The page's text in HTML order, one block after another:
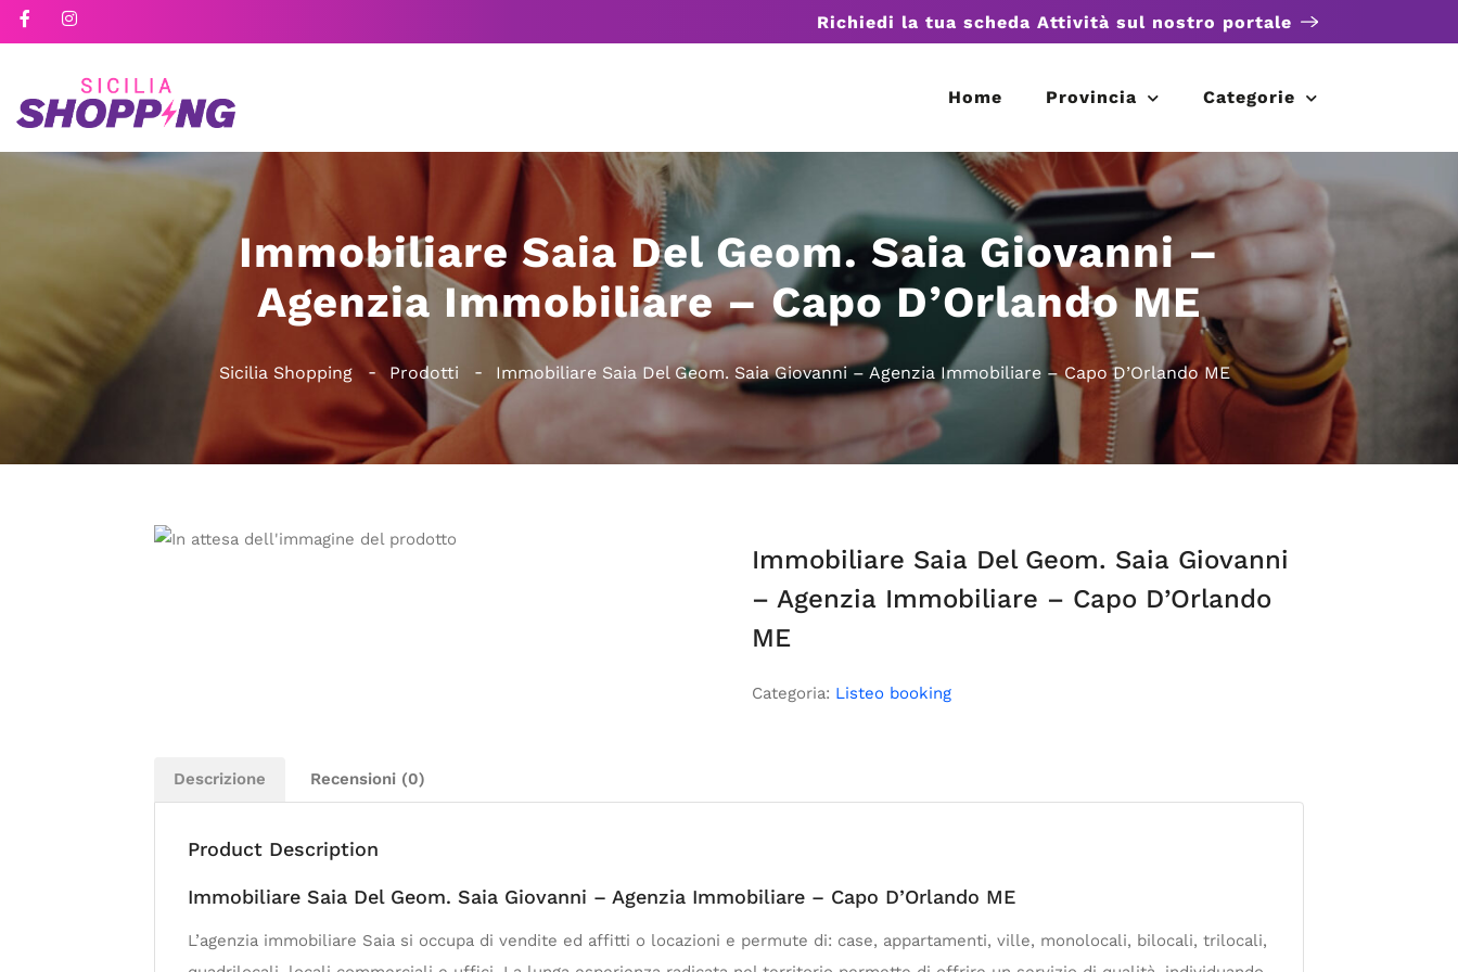
Richiedi la tua scheda Attività sul nostro portale
Home Provincia Categorie
Immobiliare Saia Del Geom. Saia Giovanni –
Agenzia Immobiliare – Capo D’Orlando ME
Sicilia Shopping Prodotti Immobiliare Saia Del Geom. Saia Giovanni – Agenzia Immobiliare – Capo D’Orlando ME
Immobiliare Saia Del Geom. Saia Giovanni
– Agenzia Immobiliare – Capo D’Orlando
ME
Categoria: Listeo booking
Descrizione Recensioni (0)
Product Description
Immobiliare Saia Del Geom. Saia Giovanni – Agenzia Immobiliare – Capo D’Orlando ME
L’agenzia immobiliare Saia si occupa di vendite ed affitti o locazioni e permute di: case, appartamenti, ville, monolocali, bilocali, trilocali,